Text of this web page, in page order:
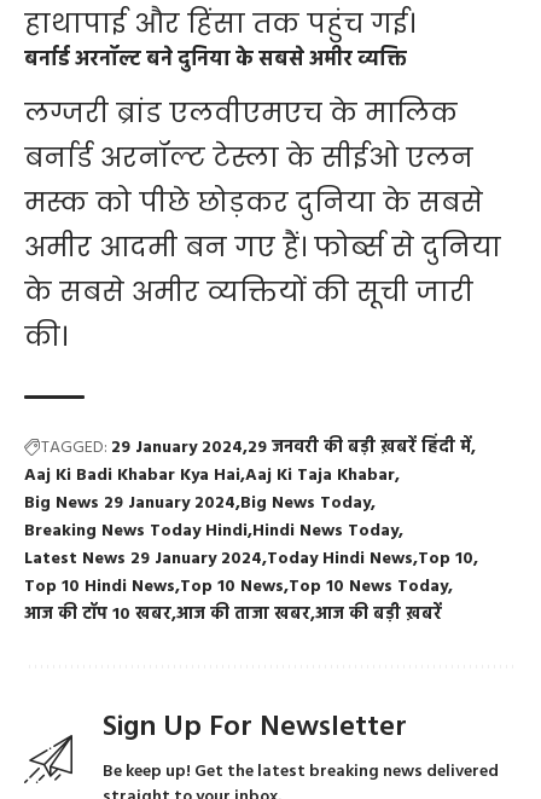
हाथापाई और हिंसा तक पहुंच गई।
बर्नार्ड अरनॉल्ट बने दुनिया के सबसे अमीर व्यक्ति
लग्जरी ब्रांड एलवीएमएच के मालिक
बर्नार्ड अरनॉल्ट टेस्ला के सीईओ एलन
मस्क को पीछे छोड़कर दुनिया के सबसे
अमीर आदमी बन गए हैं। फोर्ब्स से दुनिया
के सबसे अमीर व्यक्तियों की सूची जारी
की।
TAGGED: 29 January 2024 29 जनवरी की बड़ी ख़बरें हिंदी में
Aaj Ki Badi Khabar Kya HaiAaj Ki Taja Khabar
Big News 29 January 2024 Big News Today
Breaking News Today Hindi Hindi News Today
Latest News 29 January 2024 Today Hindi News Top 10
Top 10 Hindi News Top 10 News Top 10 News Today
आज की टॉप 10 खबरआज की ताजा खबरआज की बड़ी ख़बरें
Sign Up For Newsletter
Be keep up! Get the latest breaking news delivered